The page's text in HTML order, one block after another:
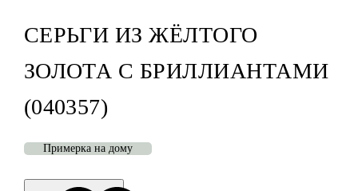
СЕРЬГИ ИЗ ЖЁЛТОГО
ЗОЛОТА С БРИЛЛИАНТАМИ
(040357)
Примерка на дому